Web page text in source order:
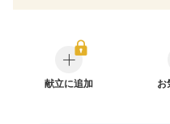
乳がん（放射線治療中）
乳がん治療を終えた方・経過
飲み込みにくい
食欲がない
献立に追加 お